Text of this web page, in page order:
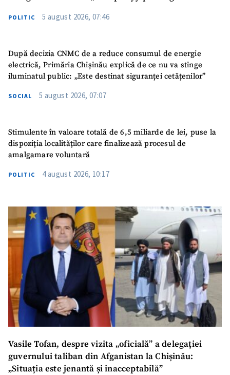
POLITIC 5 august 2026, 07:46
După decizia CNMC de a reduce consumul de energie
electrică, Primăria Chișinău explică de ce nu va stinge
iluminatul public: „Este destinat siguranței cetățenilor”
SOCIAL 5 august 2026, 07:07
Stimulente în valoare totală de 6,5 miliarde de lei, puse la
dispoziția localităților care finalizează procesul de
amalgamare voluntară
POLITIC 4 august 2026, 10:17
Vasile Tofan, despre vizita „oficială” a delegației
guvernului taliban din Afganistan la Chișinău:
„Situația este jenantă și inacceptabilă”